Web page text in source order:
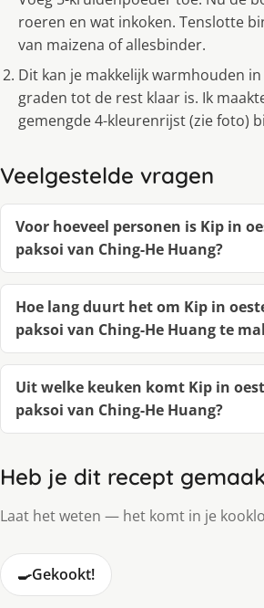
roeren en wat inkoken. Tenslotte
van maizena of allesbinder.
Dit kan je makkelijk warmhouden
graden tot de rest klaar is. Ik
gemengde 4-kleurenrijst (zie foto)
Veelgestelde vragen
Voor hoeveel personen is Kip in
paksoi van Ching-He Huang?
Hoe lang duurt het om Kip in
paksoi van Ching-He Huang te
Uit welke keuken komt Kip in
paksoi van Ching-He Huang?
Heb je dit recept
Laat het weten — het komt in je
🍳Gekookt!